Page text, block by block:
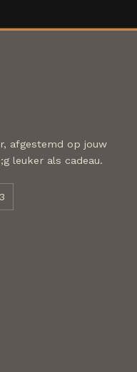
afgestemd op jouw
leuker als cadeau.